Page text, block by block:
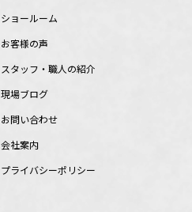
ショールーム
お客様の声
スタッフ・職人の紹介
現場ブログ
お問い合わせ
会社案内
プライバシーポリシー